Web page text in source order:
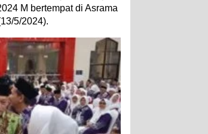
M bertempat di Asrama
5/2024).